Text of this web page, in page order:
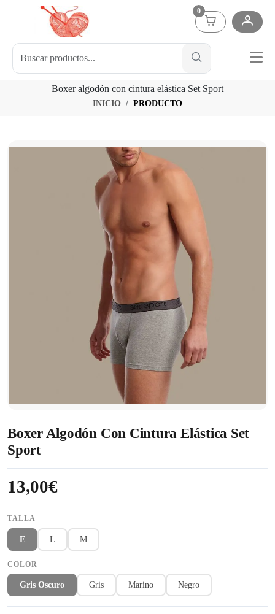
0
Boxer algodón con cintura elástica Set Sport
INICIO PRODUCTO
Boxer Algodón Con Cintura Elástica Set
Sport
13,00€
TALLA
E L M
COLOR
Gris Oscuro Gris Marino Negro